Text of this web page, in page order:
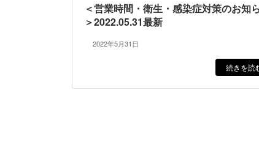
＜営業時間・衛生・感染症対策のお知
＞2022.05.31最新
2022年5月31日
続きを読